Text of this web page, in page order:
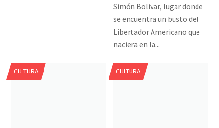
Simón Bolivar, lugar donde
se encuentra un busto del
Libertador Americano que
naciera en la...
CULTURA CULTURA